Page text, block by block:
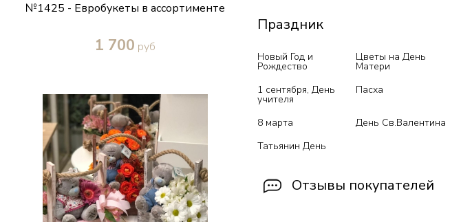
№1425 - Евробукеты в ассортименте
1 700 руб
Праздник
Новый Год и
Рождество
Цветы на День
Матери
1 сентября, День
учителя
Пасха
8 марта
День Св.Валентина
Татьянин День
Отзывы покупателей